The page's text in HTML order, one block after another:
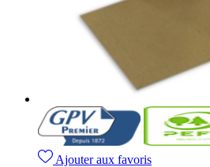
Ajouter aux favoris